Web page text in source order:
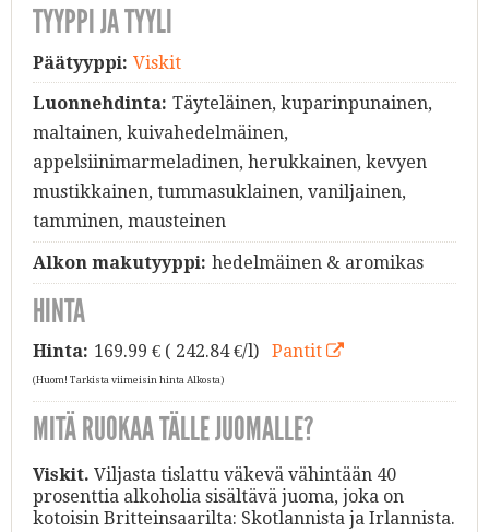
TYYPPI JA TYYLI
Päätyyppi: Viskit
Luonnehdinta: Täyteläinen, kuparinpunainen,
maltainen, kuivahedelmäinen,
appelsiinimarmeladinen, herukkainen, kevyen
mustikkainen, tummasuklainen, vaniljainen,
tamminen, mausteinen
Alkon makutyyppi: hedelmäinen & aromikas
HINTA
Hinta: 169.99 € ( 242.84 €/l) Pantit
(Huom! Tarkista viimeisin hinta Alkosta)
MITÄ RUOKAA TÄLLE JUOMALLE?
Viskit. Viljasta tislattu väkevä vähintään 40
prosenttia alkoholia sisältävä juoma, joka on
kotoisin Britteinsaarilta: Skotlannista ja Irlannista.